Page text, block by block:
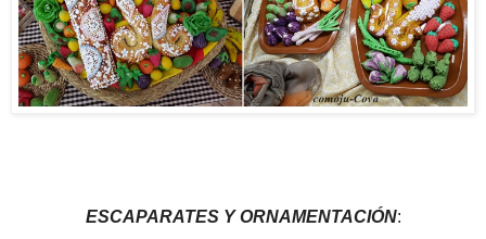
ESCAPARATES Y ORNAMENTACIÓN: